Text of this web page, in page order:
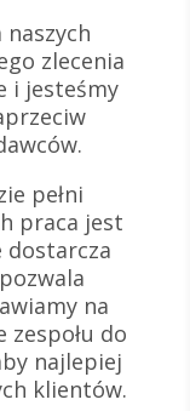
zlecenia
i jesteśmy
pełni
praca jest
dostarcza
na
do
najlepiej
klientów.